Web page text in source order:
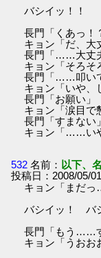
バシイッ！！
長門「くあっ！
キョン「だ、大
長門「……大丈
キョン「そろそ
長門「……叩い
キョン「いや、
長門「お願い」
キョン「涙目で
長門「すまない」
キョン「……い
532 名前： 以下、
投稿日：2008/05/
キョン「まだ
バシイッ！ バ
長門「もう……
キョン「うおお